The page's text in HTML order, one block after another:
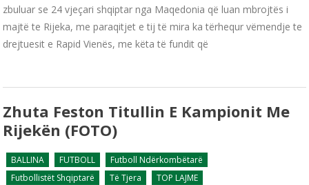
zbuluar se 24 vjeçari shqiptar nga Maqedonia që luan mbrojtës i
majtë te Rijeka, me paraqitjet e tij të mira ka tërhequr vëmendje te
drejtuesit e Rapid Vienës, me këta të fundit që
Zhuta Feston Titullin E Kampionit Me
Rijekën (FOTO)
BALLINA FUTBOLL
Futboll Ndërkombëtarë
Futbollistët Shqiptarë
Të Tjera TOP LAJME